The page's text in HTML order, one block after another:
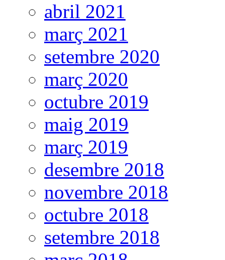
abril 2021
març 2021
setembre 2020
març 2020
octubre 2019
maig 2019
març 2019
desembre 2018
novembre 2018
octubre 2018
setembre 2018